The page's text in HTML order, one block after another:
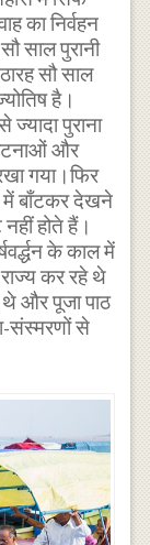
का निर्वहन
साल पुरानी
सौ साल
है।
पुराना
और
गया।फिर
में बाँटकर देखने
होते हैं।
के काल में
राज्य कर रहे थे
थे और पूजा पाठ
संस्मरणों से